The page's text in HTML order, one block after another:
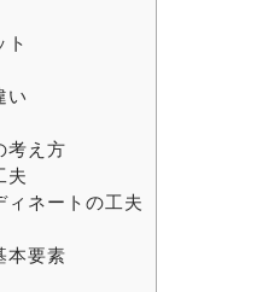
い
考え方
夫
ネートの工夫
本要素